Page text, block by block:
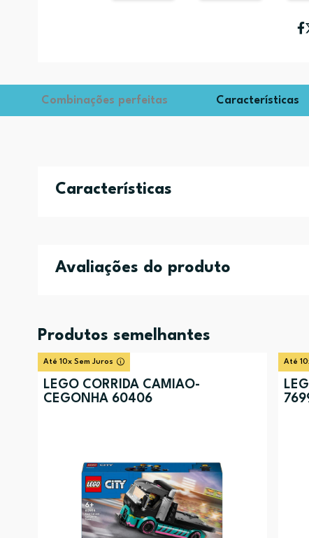
Combinações perfeitas Características
Características
Avaliações do produto
Produtos semelhantes
Até 10x Sem Juros
LEGO CORRIDA CAMIAO-
CEGONHA 60406
Até